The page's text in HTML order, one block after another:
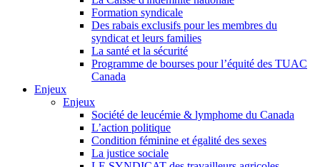
Formation syndicale
Des rabais exclusifs pour les membres du
syndicat et leurs families
La santé et la sécurité
Programme de bourses pour l’équité des TUAC
Canada
Enjeux
Enjeux
Société de leucémie & lymphome du Canada
L’action politique
Condition féminine et égalité des sexes
La justice sociale